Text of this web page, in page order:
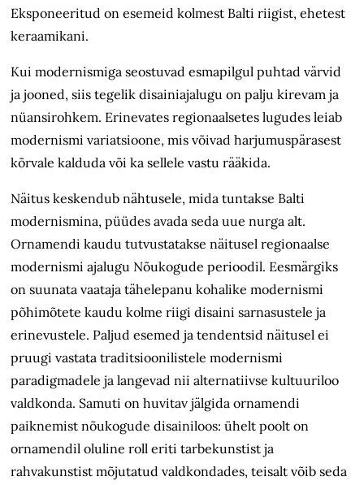
Eksponeeritud on esemeid kolmest Balti riigist, ehetest
keraamikani.
Kui modernismiga seostuvad esmapilgul puhtad värvid
ja jooned, siis tegelik disainiajalugu on palju kirevam ja
nüansirohkem. Erinevates regionaalsetes lugudes leiab
modernismi variatsioone, mis võivad harjumuspärasest
kõrvale kalduda või ka sellele vastu rääkida.
Näitus keskendub nähtusele, mida tuntakse Balti
modernismina, püüdes avada seda uue nurga alt.
Ornamendi kaudu tutvustatakse näitusel regionaalse
modernismi ajalugu Nõukogude perioodil. Eesmärgiks
on suunata vaataja tähelepanu kohalike modernismi
põhimõtete kaudu kolme riigi disaini sarnasustele ja
erinevustele. Paljud esemed ja tendentsid näitusel ei
pruugi vastata traditsioonilistele modernismi
paradigmadele ja langevad nii alternatiivse kultuuriloo
valdkonda. Samuti on huvitav jälgida ornamendi
paiknemist nõukogude disainiloos: ühelt poolt on
ornamendil oluline roll eriti tarbekunstist ja
rahvakunstist mõjutatud valdkondades, teisalt võib seda